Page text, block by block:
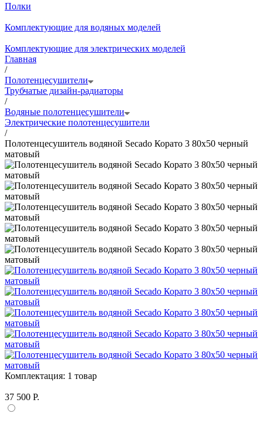
Полки
Комплектующие для водяных моделей
Комплектующие для электрических моделей
Главная
/
Полотенцесушители
Трубчатые дизайн-радиаторы
/
Водяные полотенцесушители
Электрические полотенцесушители
/
Полотенцесушитель водяной Secado Корато 3 80x50 черный
матовый
Комплектация: 1 товар
37 500 Р.